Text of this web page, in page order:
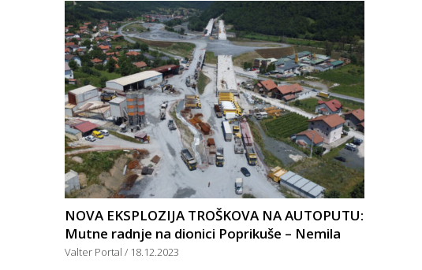
NOVA EKSPLOZIJA TROŠKOVA NA AUTOPUTU:
Mutne radnje na dionici Poprikuše – Nemila
Valter Portal 18.12.2023